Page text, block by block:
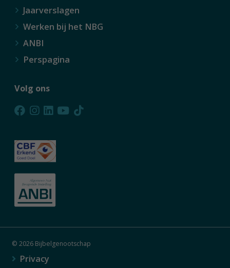
Jaarverslagen
Werken bij het NBG
ANBI
Perspagina
Volg ons
© 2026 Bijbelgenootschap
Privacy